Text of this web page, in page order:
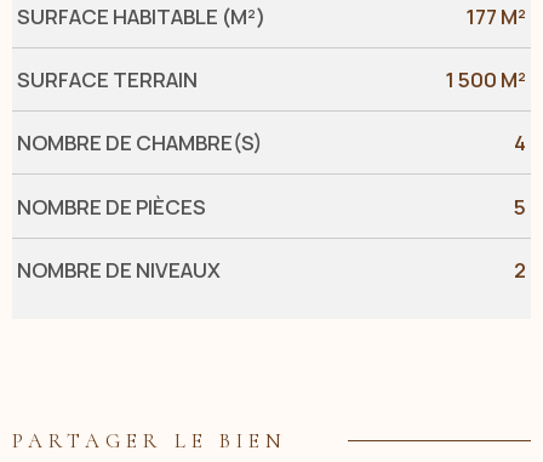
SURFACE HABITABLE (M²) 177 M²
SURFACE TERRAIN 1 500 M²
NOMBRE DE CHAMBRE(S) 4
NOMBRE DE PIÈCES 5
NOMBRE DE NIVEAUX 2
PARTAGER LE BIEN